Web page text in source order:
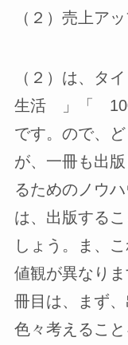
（２）売上ア
（２）は、
生活 」「
です。ので、
が、一冊も出
るためのノウ
は、出版する
しょう。ま、
値観が異なり
冊目は、まず
色々考えるこ